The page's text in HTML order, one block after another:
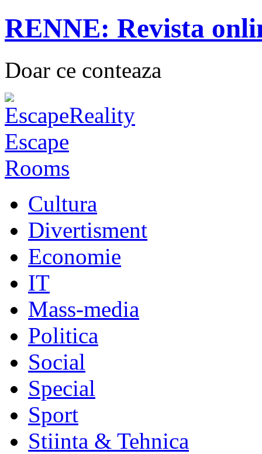
RENNE: Revista
Doar ce conteaza
Cultura
Divertisment
Economie
IT
Mass-media
Politica
Social
Special
Sport
Stiinta & Tehnica